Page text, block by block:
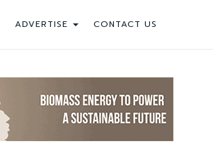
ADVERTISE CONTACT US